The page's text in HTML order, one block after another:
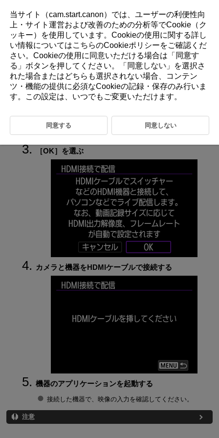
D388-182
HDMI接続で配信
HDMIケーブルでHDMI対応機器と接続し、ライブ配信するときに選びま
す。
動画撮影にする（
［
： HDMI接続で配信］を選ぶ（
）
［OK］を選ぶ
カメラと機器をHDMIケーブルで接続する
機器のアプリケーションを起動する
接続した機器で、映像の入力を確認してください。
注意
当サイト（cam.start.canon）では、ユーザーの利便性向
上・サイト運営および改善のための分析等でCookie（ク
ッキー）を使用しています。Cookieの使用に関する詳し
い情報についてはこちらのCookieポリシーをご確認くだ
さい。Cookieの使用に同意いただける場合は「 同意す
る 」ボタンを押してください。「 同意しない 」を選択さ
れた場合またはどちらも選択されない場合、コンテン
ツ・機能の提供に必須なCookieの記録・保存のみ行いま
す。この設定は、いつでもご変更いただけます。
同意する 同意しない